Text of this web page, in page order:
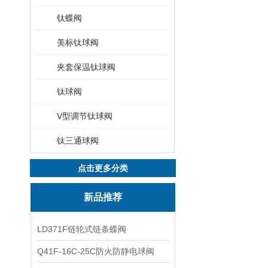
钛蝶阀
美标钛球阀
夹套保温钛球阀
钛球阀
V型调节钛球阀
钛三通球阀
点击更多分类
新品推荐
LD371F链轮式链条蝶阀
Q41F-16C-25C防火防静电球阀